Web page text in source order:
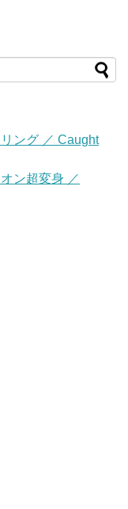
ング ／ Caught
ン超変身 ／